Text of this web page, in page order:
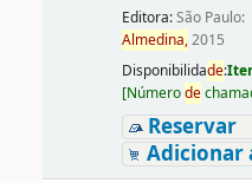
Editora:São Paulo:
Almedina,2015
Disponibilidade:
[Númerode
Reservar
Adicionar